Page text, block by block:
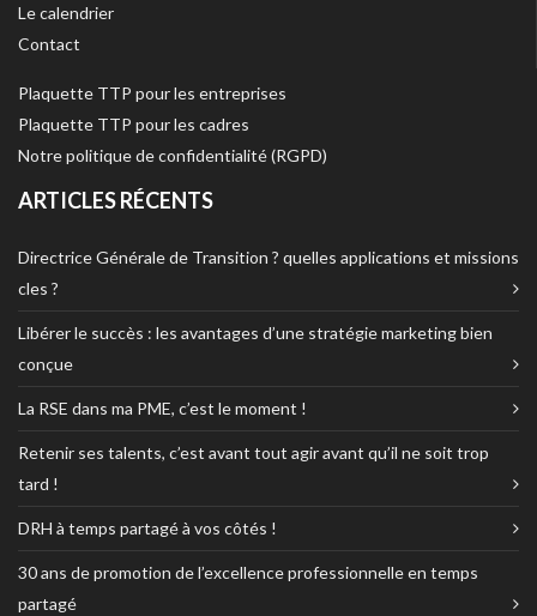
Le calendrier
Contact
Plaquette TTP pour les entreprises
Plaquette TTP pour les cadres
Notre politique de confidentialité (RGPD)
ARTICLES RÉCENTS
Directrice Générale de Transition ? quelles applications et missions
cles ?
Libérer le succès : les avantages d’une stratégie marketing bien
conçue
La RSE dans ma PME, c’est le moment !
Retenir ses talents, c’est avant tout agir avant qu’il ne soit trop
tard !
DRH à temps partagé à vos côtés !
30 ans de promotion de l’excellence professionnelle en temps
partagé